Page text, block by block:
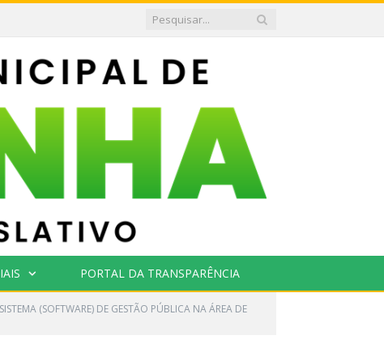
PORTAL DA TRANSPARÊNCIA
(SOFTWARE) DE GESTÃO PÚBLICA NA ÁREA DE